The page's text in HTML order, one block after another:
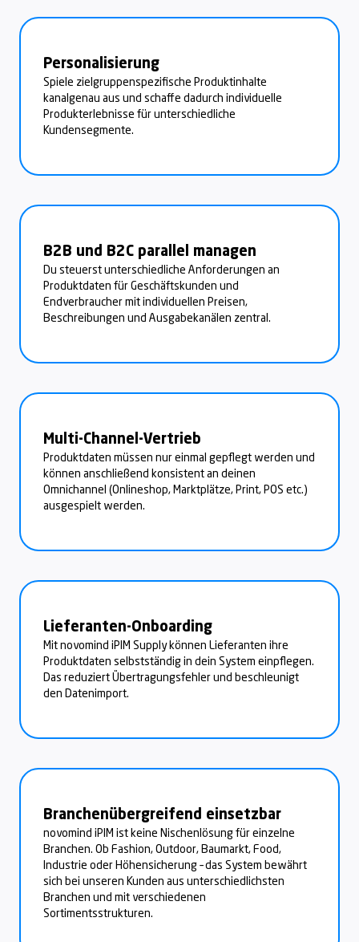
Personalisierung
Spiele zielgruppenspezifische Produktinhalte
kanalgenau aus und schaffe dadurch individuelle
Produkterlebnisse für unterschiedliche
Kundensegmente.
B2B und B2C parallel managen
Du steuerst unterschiedliche Anforderungen an
Produktdaten für Geschäftskunden und
Endverbraucher mit individuellen Preisen,
Beschreibungen und Ausgabekanälen zentral.
Multi-Channel-Vertrieb
Produktdaten müssen nur einmal gepflegt werden und
können anschließend konsistent an deinen
Omnichannel (Onlineshop, Marktplätze, Print, POS etc.)
ausgespielt werden.
Lieferanten-Onboarding
Mit novomind iPIM Supply können Lieferanten ihre
Produktdaten selbstständig in dein System einpflegen.
Das reduziert Übertragungsfehler und beschleunigt
den Datenimport.
Branchenübergreifend einsetzbar
novomind iPIM ist keine Nischenlösung für einzelne
Branchen. Ob Fashion, Outdoor, Baumarkt, Food,
Industrie oder Höhensicherung – das System bewährt
sich bei unseren Kunden aus unterschiedlichsten
Branchen und mit verschiedenen
Sortimentsstrukturen.